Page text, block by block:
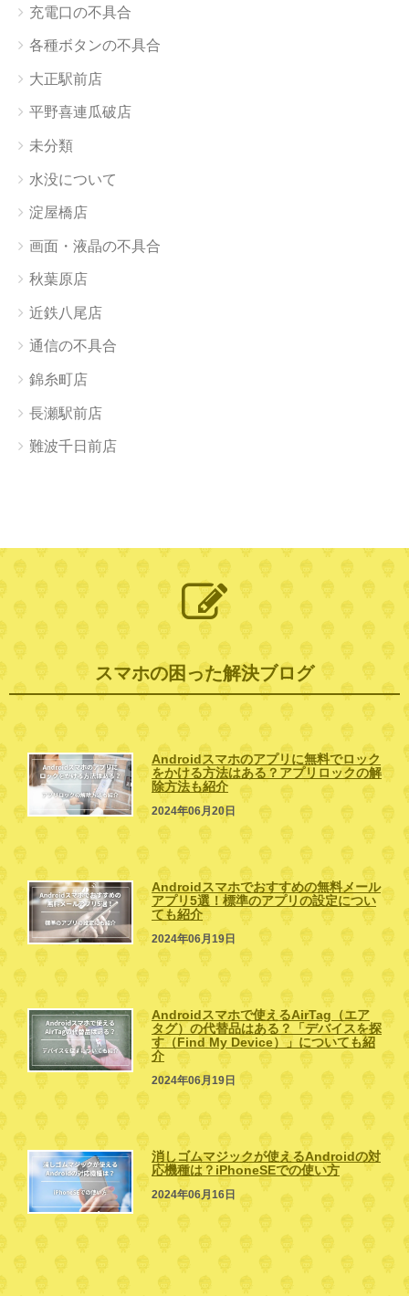
充電口の不具合
各種ボタンの不具合
大正駅前店
平野喜連瓜破店
未分類
水没について
淀屋橋店
画面・液晶の不具合
秋葉原店
近鉄八尾店
通信の不具合
錦糸町店
長瀬駅前店
難波千日前店
スマホの困った解決ブログ
Androidスマホのアプリに無料でロック
をかける方法はある？アプリロックの解
除方法も紹介
2024年06月20日
Androidスマホでおすすめの無料メール
アプリ5選！標準のアプリの設定につい
ても紹介
2024年06月19日
Androidスマホで使えるAirTag（エア
タグ）の代替品はある？「デバイスを探
す（Find My Device）」についても紹
介
2024年06月19日
消しゴムマジックが使えるAndroidの対
応機種は？iPhoneSEでの使い方
2024年06月16日